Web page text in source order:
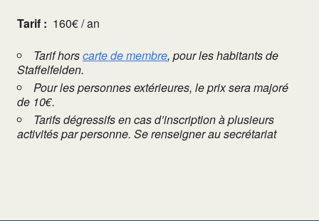
Tarif : 160€ / an
Tarif horscarte de membre, pour les habitants de
Staffelfelden.
Pour les personnes extérieures, le prix sera majoré
de 10€.
Tarifs dégressifs en cas d’inscription à plusieurs
activités par personne. Se renseigner au secrétariat